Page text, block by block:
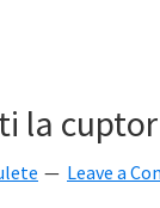
la cuptor
Leave a